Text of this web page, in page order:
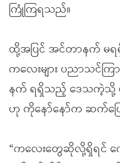
ကြုံကြရသည်။
ထို့အပြင် အင်တာနက်
ကလေးများ ပညာသင်က
နက် ရရှိသည့် ဒေသကဲ့သို့ ပ
ဟု ကိုနော်နော်က ဆက်ပြ
“ကလေးတွေဆိုလို့ရှိရင်